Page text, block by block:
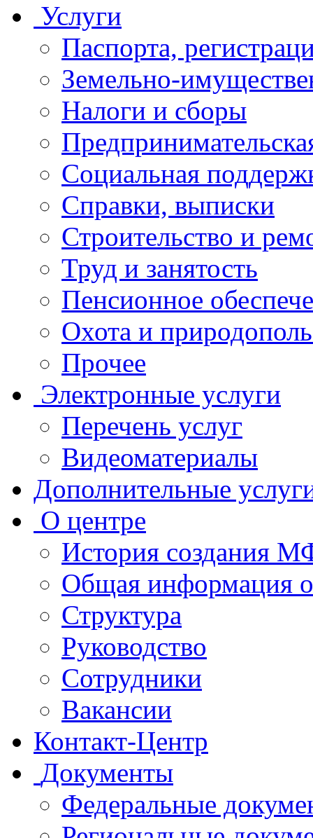
Услуги
Паспорта,
Земельно-
Налоги и сборы
Социальная
Справки, выписки
Строительство и
Труд и занятость
Пенсионное
Охота и
Прочее
Электронные услуги
Перечень услуг
Видеоматериалы
Дополнительные
О центре
История создания
Общая
Структура
Руководство
Сотрудники
Вакансии
Контакт-Центр
Документы
Федеральные